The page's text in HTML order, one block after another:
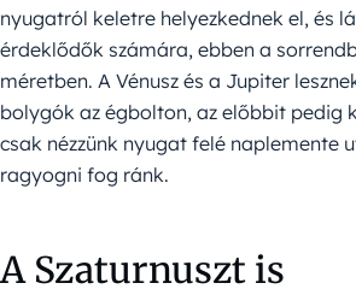
nyugatról keletre helyezkednek el, és
érdeklődők számára, ebben a
méretben. A Vénusz és a Jupiter
bolygók az égbolton, az előbbit pedig
csak nézzünk nyugat felé naplemente
ragyogni fog ránk.
A Szaturnuszt is